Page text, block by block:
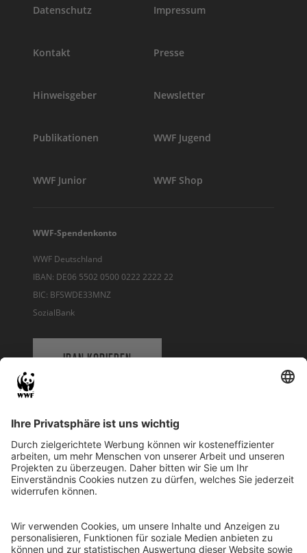
Datenschutz Impressum
Kontakt Presse
Hinweisgeber Newsletter
Publikationen WWF Jugend
WWF Junior WWF Shop
WWF-Spendenkonto
WWF Deutschland
IBAN: DE06 5502 0500 0222 2222 22
BIC: BFSWDE33MNZ
SozialBank
IBAN KOPIEREN
WWF Deutschland
Reinhardtstr. 18
10117 Berlin
Ihre Spende kann steuerlich geltend gemacht werden